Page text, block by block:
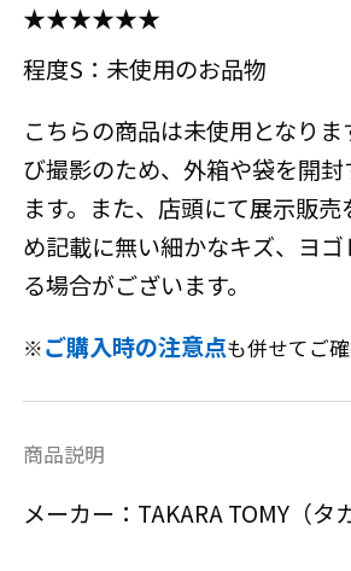
★★★★★★
程度S：未使用のお品物
こちらの商品は未使用となり
び撮影のため、外箱や袋を開封
ます。また、店頭にて展示販
め記載に無い細かなキズ、ヨ
る場合がございます。
※ご購入時の注意点も併せてご
商品説明
メーカー：TAKARA TOMY（タ